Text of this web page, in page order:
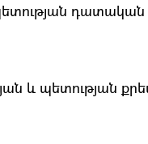
և պետության